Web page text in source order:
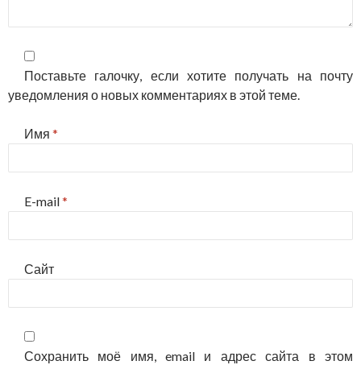
Поставьте галочку, если хотите получать на почту
уведомления о новых комментариях в этой теме.
Имя *
E-mail*
Сайт
Сохранить моё имя, email и адрес сайта в этом